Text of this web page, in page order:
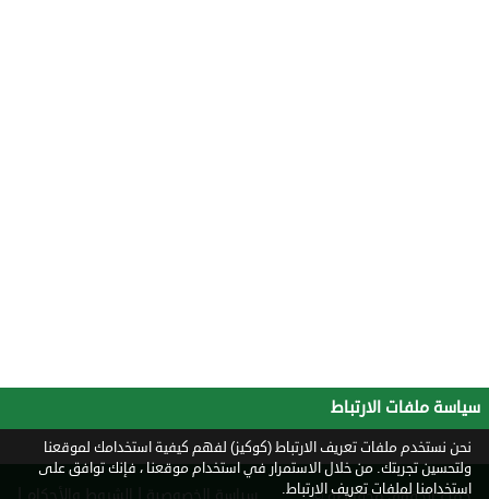
سياسة ملفات الارتباط
نحن نستخدم ملفات تعريف الارتباط (كوكيز) لفهم كيفية استخدامك لموقعنا
ولتحسين تجربتك. من خلال الاستمرار في استخدام موقعنا ، فإنك توافق على
استخدامنا لملفات تعريف الارتباط.